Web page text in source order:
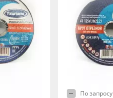
По запросу